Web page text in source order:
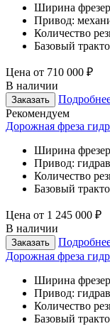
Ширина
Привод:
Количество
Базовый
Цена от 710 000 ₽
В наличии
Заказать
Рекомендуем
Дорожная фреза
Ширина
Привод:
Количество
Базовый
Цена от 1 245 000 ₽
В наличии
Заказать
Дорожная фреза
Ширина
Привод:
Количество
Базовый